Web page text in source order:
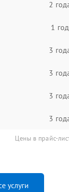
2
1 год
3
3
3
3
Цены в прайс-
услуги